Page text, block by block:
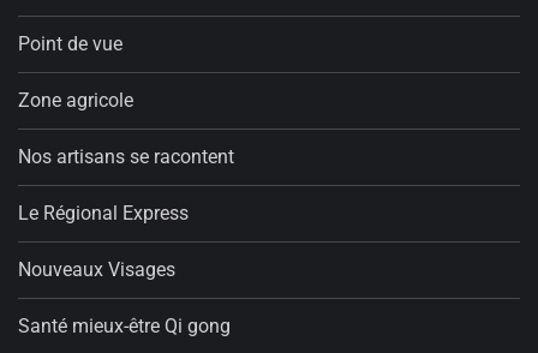
Point de vue
Zone agricole
Nos artisans se racontent
Le Régional Express
Nouveaux Visages
Santé mieux-être Qi gong